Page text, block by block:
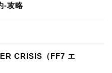
-攻略
CRISIS（FF7 エ